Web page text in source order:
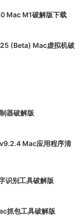
Mac M1破解版下载
(Beta) Mac虚拟机破
器破解版
Mac应用程序清
识别工具破解版
抓包工具破解版